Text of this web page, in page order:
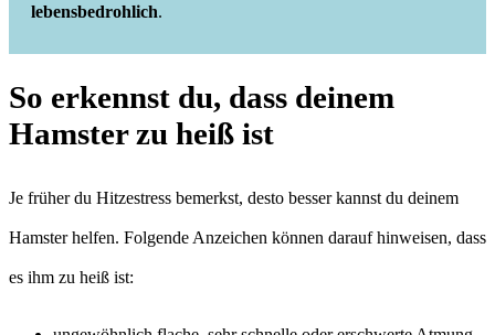
lebensbedrohlich.
So erkennst du, dass deinem
Hamster zu heiß ist
Je früher du Hitzestress bemerkst, desto besser kannst du deinem
Hamster helfen. Folgende Anzeichen können darauf hinweisen, dass
es ihm zu heiß ist: